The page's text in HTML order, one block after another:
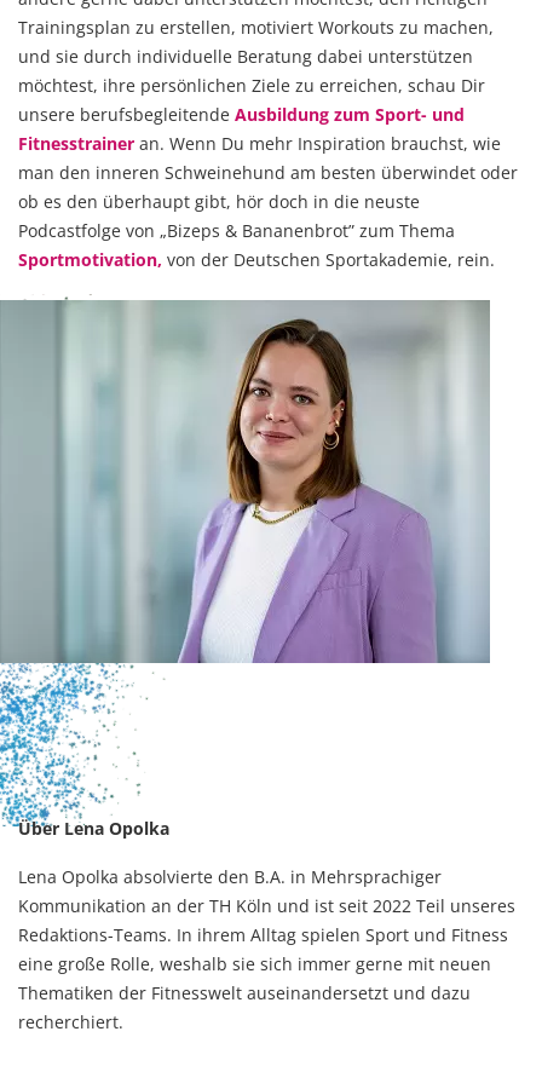
Trainingsplan zu erstellen, motiviert Workouts zu machen,
und sie durch individuelle Beratung dabei unterstützen
möchtest, ihre persönlichen Ziele zu erreichen, schau Dir
unsere berufsbegleitende Ausbildung zum Sport- und
Fitnesstrainer an. Wenn Du mehr Inspiration brauchst, wie
man den inneren Schweinehund am besten überwindet oder
ob es den überhaupt gibt, hör doch in die neuste
Podcastfolge von „Bizeps & Bananenbrot” zum Thema
Sportmotivation, von der Deutschen Sportakademie, rein.
Über Lena Opolka
Lena Opolka absolvierte den B.A. in Mehrsprachiger
Kommunikation an der TH Köln und ist seit 2022 Teil unseres
Redaktions-Teams. In ihrem Alltag spielen Sport und Fitness
eine große Rolle, weshalb sie sich immer gerne mit neuen
Thematiken der Fitnesswelt auseinandersetzt und dazu
recherchiert.